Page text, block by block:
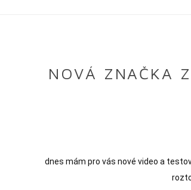
NOVÁ ZNAČKA
dnes mám pro vás nové video a